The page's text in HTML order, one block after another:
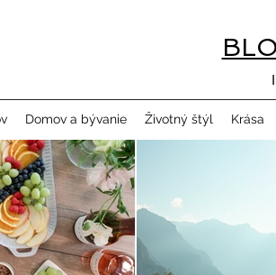
Domov a bývanie Životný štýl Krása